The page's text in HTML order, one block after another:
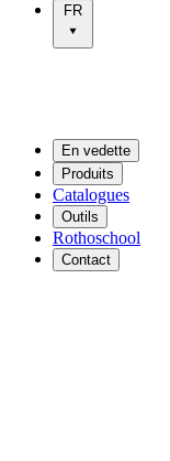
FR
En vedette
Produits
Catalogues
Outils
Rothoschool
Contact